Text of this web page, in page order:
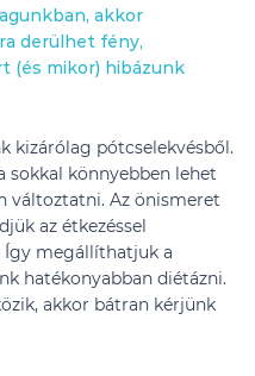
akkor
derülhet fény,
(és mikor) hibázunk
kizárólag pótcselekvésből.
sokkal könnyebben lehet
változtatni. Az önismeret
az étkezéssel
Így megállíthatjuk a
hatékonyabban diétázni.
akkor bátran kérjünk